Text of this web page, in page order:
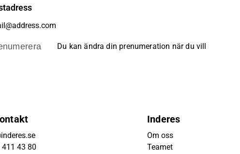
Du kan ändra din prenumeration när du vill
411 43 80
Inderes
Om oss
Teamet